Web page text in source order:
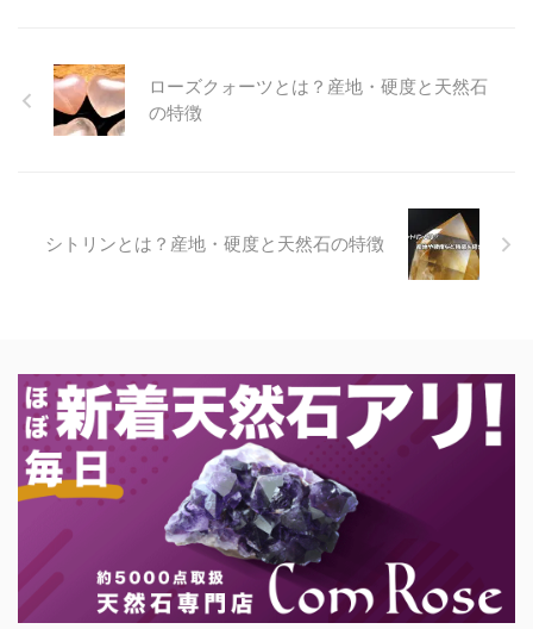
ローズクォーツとは？産地・硬度と天然石
の特徴
シトリンとは？産地・硬度と天然石の特徴